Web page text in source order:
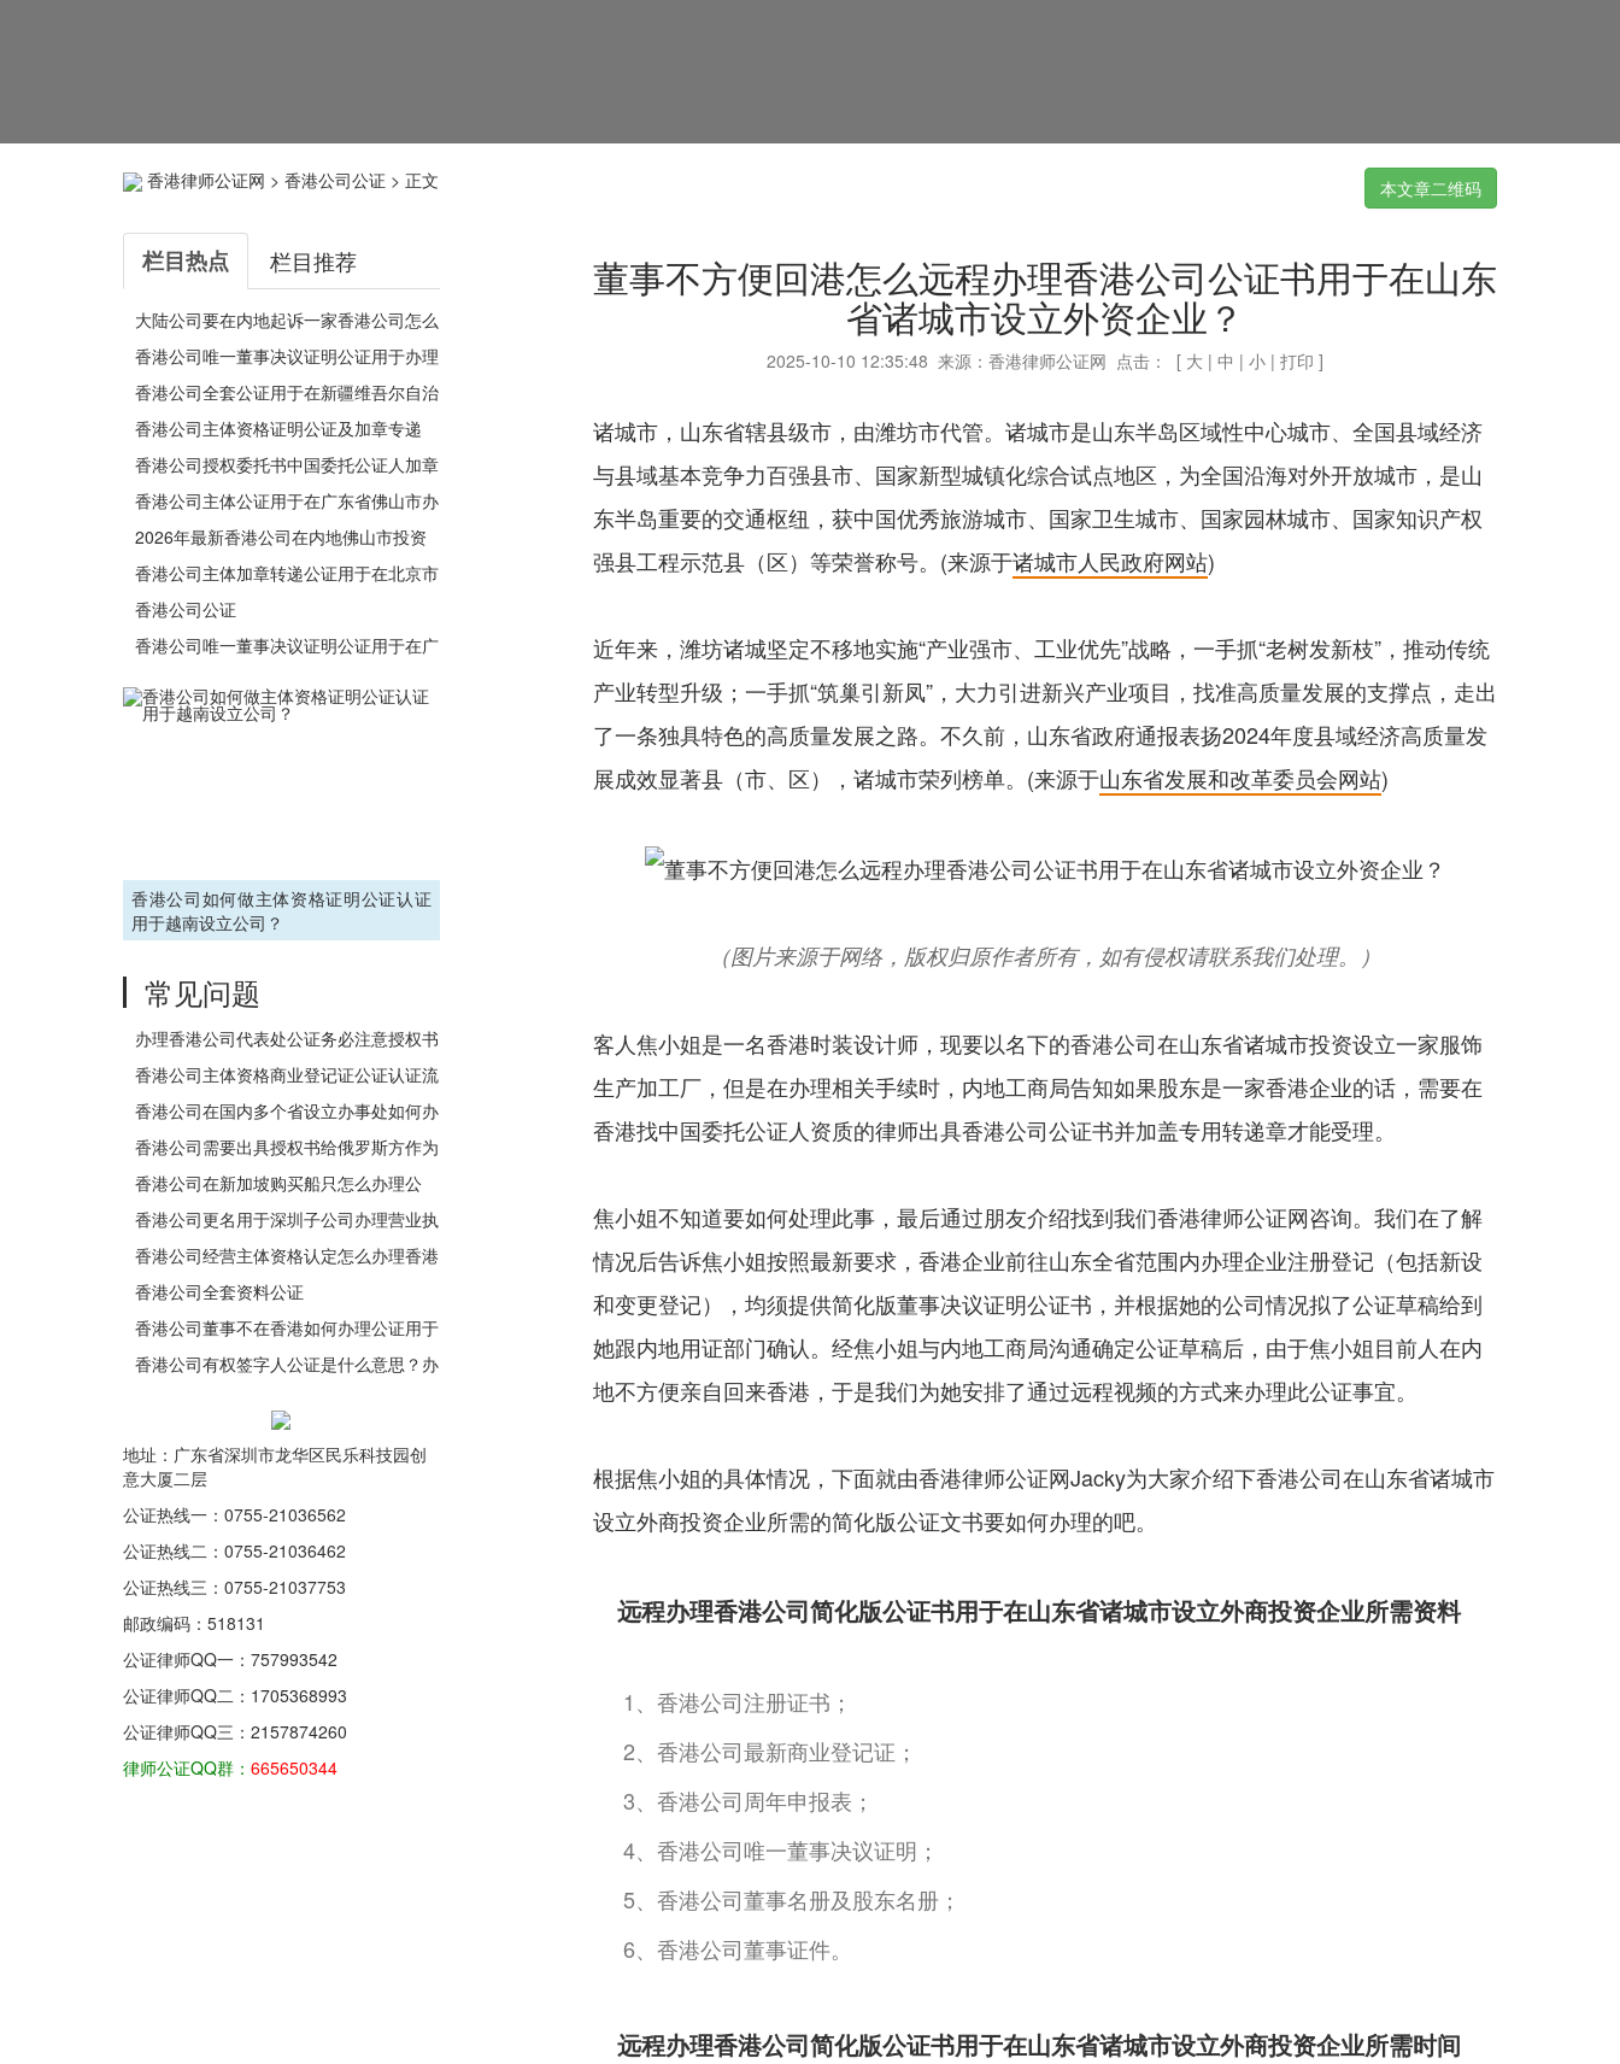
香港律师公证网 > 香港公司公证 > 正文 本文章二维码
栏目热点 栏目推荐
大陆公司要在内地起诉一家香港公司怎么
办理其主体资格证明公证？
香港公司唯一董事决议证明公证用于办理
变更深圳公司有权签字人
香港公司全套公证用于在新疆维吾尔自治
区阿克苏市办理收购股权
香港公司主体资格证明公证及加章专递
香港公司授权委托书中国委托公证人加章
转递公证用于在内地法院诉讼
香港公司主体公证用于在广东省佛山市办
理申请数字证书参加竞拍国有建设用地使
用权
2026年最新香港公司在内地佛山市投资
设立公司办理公证书流程
香港公司主体加章转递公证用于在北京市
办理收购股权事宜之用
香港公司公证
香港公司唯一董事决议证明公证用于在广
东省佛山市设立外商投资企业
香港公司如何做主体资格证明公证认证
用于越南设立公司？
常见问题
办理香港公司代表处公证务必注意授权书
的写法
香港公司主体资格商业登记证公证认证流
程是什么？
香港公司在国内多个省设立办事处如何办
理公证？
香港公司需要出具授权书给俄罗斯方作为
销售代理使用如何公证？
香港公司在新加坡购买船只怎么办理公
证？
香港公司更名用于深圳子公司办理营业执
照相关信息更新怎么办理公证？
香港公司经营主体资格认定怎么办理香港
律师公证？
香港公司全套资料公证
香港公司董事不在香港如何办理公证用于
在深圳设立外商投资企业呢？
香港公司有权签字人公证是什么意思？办
地址：广东省深圳市龙华区民乐科技园创
意大厦二层
公证热线一：0755-21036562
公证热线二：0755-21036462
公证热线三：0755-21037753
邮政编码：518131
公证律师QQ一： 757993542
公证律师QQ二： 1705368993
公证律师QQ三： 2157874260
律师公证QQ群： 665650344
董事不方便回港怎么远程办理香港公司公证书用于在山东
省诸城市设立外资企业？
2025-10-10 12:35:48 来源：香港律师公证网 点击： [ 大 | 中 | 小 | 打印 ]
诸城市，山东省辖县级市，由潍坊市代管。诸城市是山东半岛区域性中心城市、全国县域经济
与县域基本竞争力百强县市、国家新型城镇化综合试点地区，为全国沿海对外开放城市，是山
东半岛重要的交通枢纽，获中国优秀旅游城市、国家卫生城市、国家园林城市、国家知识产权
强县工程示范县（区）等荣誉称号。(来源于诸城市人民政府网站)
近年来，潍坊诸城坚定不移地实施“产业强市、工业优先”战略，一手抓“老树发新枝”，推动传统
产业转型升级；一手抓“筑巢引新凤”，大力引进新兴产业项目，找准高质量发展的支撑点，走出
了一条独具特色的高质量发展之路。不久前，山东省政府通报表扬2024年度县域经济高质量发
展成效显著县（市、区），诸城市荣列榜单。(来源于山东省发展和改革委员会网站)
（图片来源于网络，版权归原作者所有，如有侵权请联系我们处理。）
客人焦小姐是一名香港时装设计师，现要以名下的香港公司在山东省诸城市投资设立一家服饰
生产加工厂，但是在办理相关手续时，内地工商局告知如果股东是一家香港企业的话，需要在
香港找中国委托公证人资质的律师出具香港公司公证书并加盖专用转递章才能受理。
焦小姐不知道要如何处理此事，最后通过朋友介绍找到我们香港律师公证网咨询。我们在了解
情况后告诉焦小姐按照最新要求，香港企业前往山东全省范围内办理企业注册登记（包括新设
和变更登记），均须提供简化版董事决议证明公证书，并根据她的公司情况拟了公证草稿给到
她跟内地用证部门确认。经焦小姐与内地工商局沟通确定公证草稿后，由于焦小姐目前人在内
地不方便亲自回来香港，于是我们为她安排了通过远程视频的方式来办理此公证事宜。
根据焦小姐的具体情况，下面就由香港律师公证网Jacky为大家介绍下香港公司在山东省诸城市
设立外商投资企业所需的简化版公证文书要如何办理的吧。
远程办理香港公司简化版公证书用于在山东省诸城市设立外商投资企业所需资料
1、香港公司注册证书；
2、香港公司最新商业登记证；
3、香港公司周年申报表；
4、香港公司唯一董事决议证明；
5、香港公司董事名册及股东名册；
6、香港公司董事证件。
远程办理香港公司简化版公证书用于在山东省诸城市设立外商投资企业所需时间